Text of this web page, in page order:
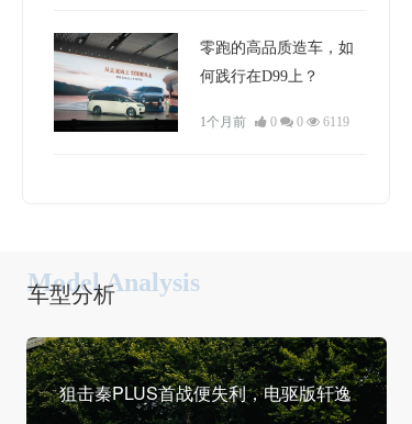
零跑的高品质造车，如
何践行在D99上？
1个月前 0 0 6119
狙击秦PLUS首战便失利，电驱版轩逸
Model Analysis
车型分析